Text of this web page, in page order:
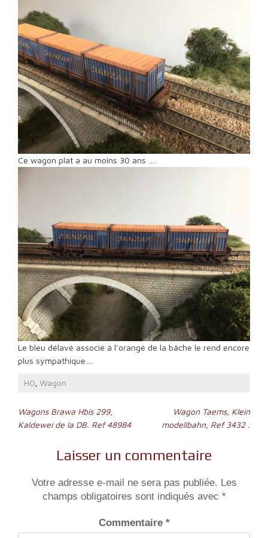
Ce wagon plat a au moins 30 ans ….
Le bleu délavé associé à l’orangé de la bâche le rend encore
plus sympathique….
HO Wagon
Navigation
de
l’article
Wagons Brawa Hbis 299,
Kaldewei de la DB. Ref 48984
Wagon Taems, Klein
modellbahn, Ref 3432 .
Laisser un commentaire
Votre adresse e-mail ne sera pas publiée. Les
champs obligatoires sont indiqués avec *
Commentaire *